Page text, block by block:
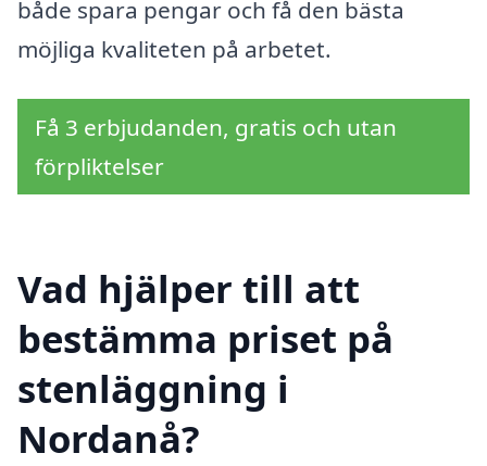
både spara pengar och få den bästa
möjliga kvaliteten på arbetet.
Få 3 erbjudanden, gratis och utan
förpliktelser
Vad hjälper till att
bestämma priset på
stenläggning i
Nordanå?